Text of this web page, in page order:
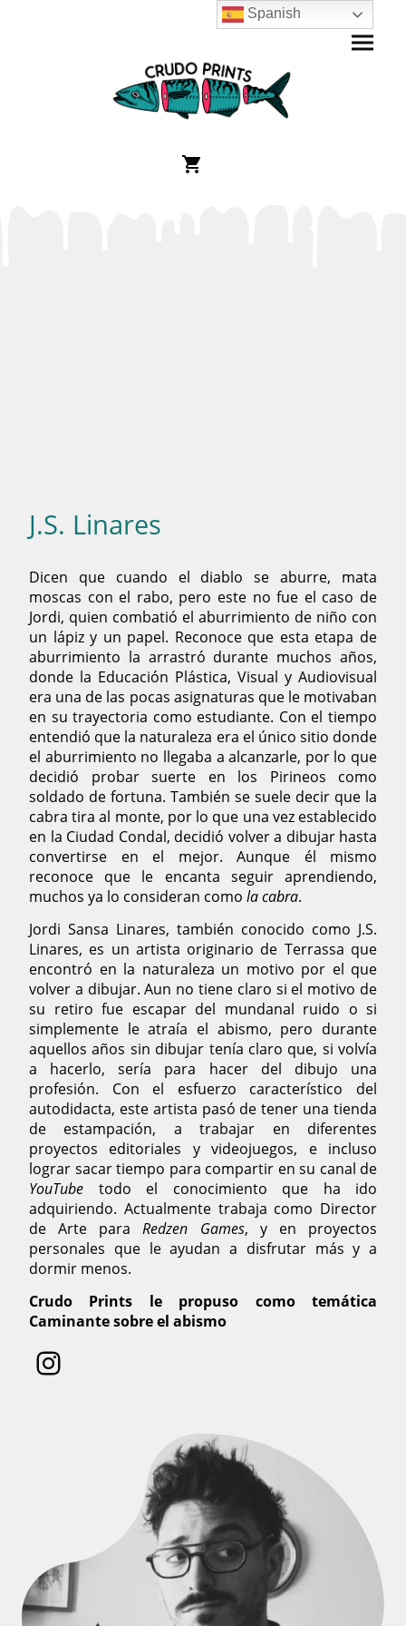
J.S. Linares
Dicen que cuando el diablo se aburre, mata
moscas con el rabo, pero este no fue el caso de
Jordi, quien combatió el aburrimiento de niño con
un lápiz y un papel. Reconoce que esta etapa de
aburrimiento la arrastró durante muchos años,
donde la Educación Plástica, Visual y Audiovisual
era una de las pocas asignaturas que le motivaban
en su trayectoria como estudiante. Con el tiempo
entendió que la naturaleza era el único sitio donde
el aburrimiento no llegaba a alcanzarle, por lo que
decidió probar suerte en los Pirineos como
soldado de fortuna. También se suele decir que la
cabra tira al monte, por lo que una vez establecido
en la Ciudad Condal, decidió volver a dibujar hasta
convertirse en el mejor. Aunque él mismo
reconoce que le encanta seguir aprendiendo,
muchos ya lo consideran como la cabra.
Jordi Sansa Linares, también conocido como J.S.
Linares, es un artista originario de Terrassa que
encontró en la naturaleza un motivo por el que
volver a dibujar. Aun no tiene claro si el motivo de
su retiro fue escapar del mundanal ruido o si
simplemente le atraía el abismo, pero durante
aquellos años sin dibujar tenía claro que, si volvía
a hacerlo, sería para hacer del dibujo una
profesión. Con el esfuerzo característico del
autodidacta, este artista pasó de tener una tienda
de estampación, a trabajar en diferentes
proyectos editoriales y videojuegos, e incluso
lograr sacar tiempo para compartir en su canal de
YouTube todo el conocimiento que ha ido
adquiriendo. Actualmente trabaja como Director
de Arte paraRedzen Games, y en proyectos
personales que le ayudan a disfrutar más y a
dormir menos.
Crudo Prints le propuso como temática
Caminante sobre el abismo
Spanish